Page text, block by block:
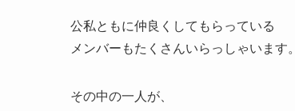
公私ともに仲良くしてもらっている
メンバーもたくさんいらっしゃいます。
その中の一人が、